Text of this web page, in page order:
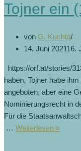
Tojner ein
von G. Kuchta
14. Juni 202116.
https://orf.at/stories/
haben, Tojner habe
angeboten, aber eine
Nominierungsrecht in
Für die
… Weiterlesen »WKStA